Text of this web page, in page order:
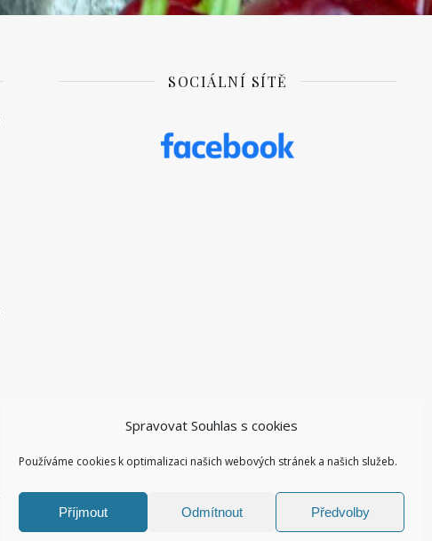
Spravovat Souhlas s cookies
Používáme cookies k optimalizaci našich webových stránek a našich služeb.
Příjmout Odmítnout Předvolby
SOCIÁLNÍ SÍTĚ
Facebook ZŠ I Kontakty I